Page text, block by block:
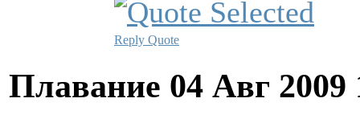
Reply Quote
Плавание 04 Авг